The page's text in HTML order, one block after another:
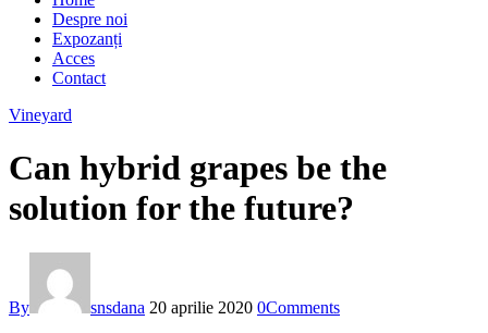
Despre noi
Expozanți
Acces
Contact
Vineyard
Can hybrid grapes be the
solution for the future?
By snsdana 20 aprilie 2020 0Comments